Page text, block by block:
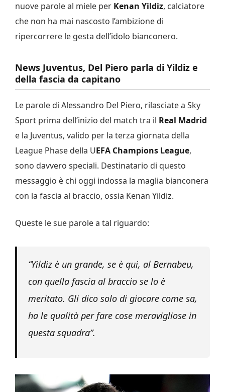
nuove parole al miele per Kenan Yildiz, calciatore
che non ha mai nascosto l’ambizione di
ripercorrere le gesta dell’idolo bianconero.
News Juventus, Del Piero parla di Yildiz e
della fascia da capitano
Le parole di Alessandro Del Piero, rilasciate a Sky
Sport prima dell’inizio del match tra il Real Madrid
e la Juventus, valido per la terza giornata della
League Phase della UEFA Champions League,
sono davvero speciali. Destinatario di questo
messaggio è chi oggi indossa la maglia bianconera
con la fascia al braccio, ossia Kenan Yildiz.
Queste le sue parole a tal riguardo:
“Yildiz è un grande, se è qui, al Bernabeu,
con quella fascia al braccio se lo è
meritato. Gli dico solo di giocare come sa,
ha le qualità per fare cose meravigliose in
questa squadra”.